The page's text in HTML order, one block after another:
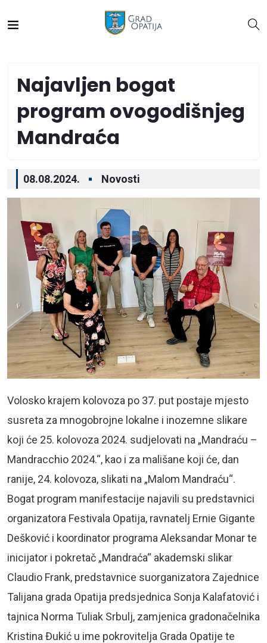
Najavljen bogat
program ovogodišnjeg
Mandraća
08.08.2024. Novosti
Volosko krajem kolovoza po 37. put postaje mjesto
susreta za mnogobrojne lokalne i inozemne slikare
koji će 25. kolovoza 2024. sudjelovati na „Mandraću –
Mandracchio 2024.“, kao i za mališane koji će, dan
ranije, 24. kolovoza, slikati na „Malom Mandraću“.
Bogat program manifestacije najavili su predstavnici
organizatora Festivala Opatija, ravnatelj Ernie Gigante
Dešković i koordinator programa Aleksandar Monar te
inicijator i pokretač „Mandraća“ akademski slikar
Claudio Frank, predstavnice suorganizatora Zajednice
Talijana grada Opatija predsjednica Sonja Kalafatović i
tajnica Norma Tuliak Srbulj, zamjenica gradonačelnika
Kristina Đukić u ime pokrovitelja Grada Opatije te